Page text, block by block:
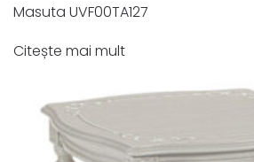
Masuta UVF00TA127
Citește mai mult